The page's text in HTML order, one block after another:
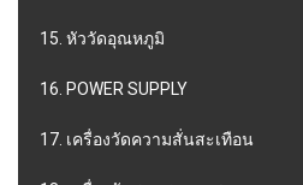
15. หัววัดอุณหภูมิ
16. POWER SUPPLY
17. เครื่องวัดความสั่นสะเทือน